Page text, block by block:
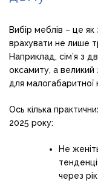
Вибір меблів – це
врахувати не лише
Наприклад, сім’я з
оксамиту, а великий
для малогабаритної
Ось кілька
2025 року:
Не
через